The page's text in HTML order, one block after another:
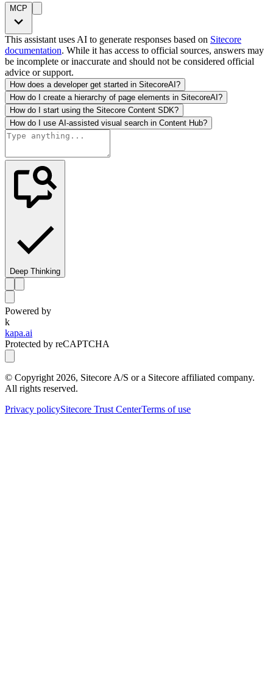
MCP
This assistant uses AI to generate responses based on Sitecore
documentation. While it has access to official sources, answers may
be incomplete or inaccurate and should not be considered official
advice or support.
How does a developer get started in SitecoreAI?
How do I create a hierarchy of page elements in SitecoreAI?
How do I start using the Sitecore Content SDK?
How do I use AI-assisted visual search in Content Hub?
Deep Thinking
Powered by
k
kapa.ai
Protected by reCAPTCHA
© Copyright 2026, Sitecore A/S or a Sitecore affiliated company.
All rights reserved.
Privacy policySitecore Trust CenterTerms of use